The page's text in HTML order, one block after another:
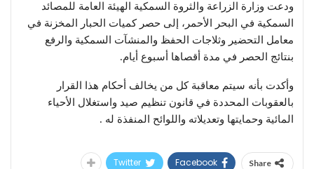
ودعت وزارة الزراعة والثروة السمكية الهيئة العامة للمصائد
السمكية في البحر الأحمر، إلى حصر كميات الحبار المخزنة في
معامل التحضير وثلاجات الحفظ والمنشآت السمكية والرفع
بنتائج الحصر في مدة أقصاها أسبوع أيام.
وأكدت بأنه سيتم معاقبة كل من يخالف أحكام هذا القرار
بالعقوبات المحددة في قانون تنظيم صيد واستغلال الأحياء
المائية وحمايتها وتعديلاته واللوائح المنفذة له .
Share
Facebook
Twitter